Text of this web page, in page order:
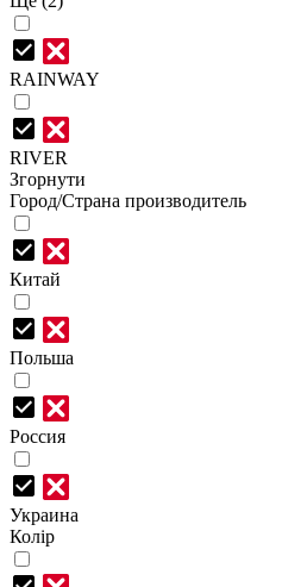
RAINWAY
RIVER
Згорнути
Город/Страна производитель
Китай
Польша
Россия
Украина
Колір